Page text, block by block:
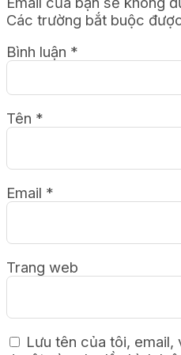
Các trường bắt buộc
Bình luận *
Tên *
Email *
Trang web
Lưu tên của tôi,